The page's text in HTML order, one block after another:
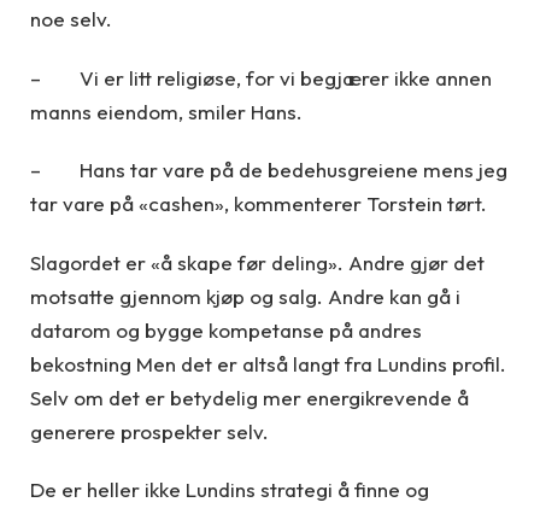
noe selv.
– Vi er litt religiøse, for vi begjærer ikke annen
manns eiendom, smiler Hans.
– Hans tar vare på de bedehusgreiene mens jeg
tar vare på «cashen», kommenterer Torstein tørt.
Slagordet er «å skape før deling». Andre gjør det
motsatte gjennom kjøp og salg. Andre kan gå i
datarom og bygge kompetanse på andres
bekostning Men det er altså langt fra Lundins profil.
Selv om det er betydelig mer energikrevende å
generere prospekter selv.
De er heller ikke Lundins strategi å finne og